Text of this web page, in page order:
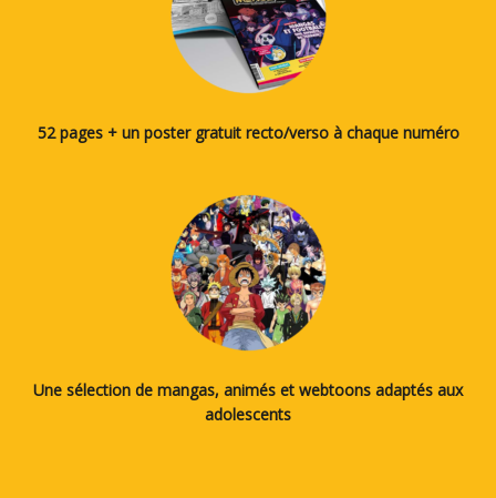
52 pages + un poster gratuit recto/verso à chaque numéro
Une sélection de mangas, animés et webtoons adaptés aux
adolescents